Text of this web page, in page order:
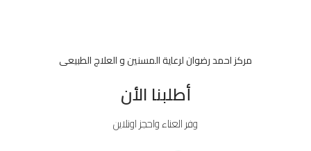
مركز احمد رضوان لرعاية المسنين و العلاج الطبيعى
أطلبنا الأن
وفر العناء واحجز اونلاين